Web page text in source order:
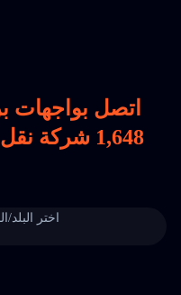
اتصل بواجهات
1,648 شركة نقل
اختر البلد/